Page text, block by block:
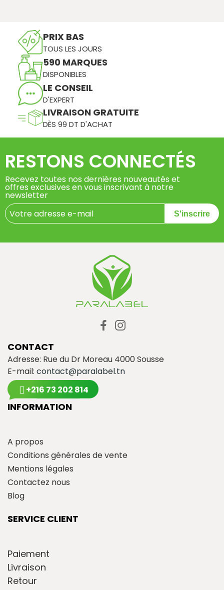
PRIX BAS
TOUS LES JOURS
590 MARQUES
DISPONIBLES
LE CONSEIL
D'EXPERT
LIVRAISON GRATUITE
DÈS 99 DT D'ACHAT
RESTONS CONNECTÉS
Recevez toutes nos dernières nouveautés et
offres exclusives en vous inscrivant à notre
newsletter
S'inscrire
CONTACT
Adresse: Rue du Dr Moreau 4000 Sousse
E-mail: contact@paralabel.tn
+216 73 202 814
INFORMATION
A propos
Conditions générales de vente
Mentions légales
Contactez nous
Blog
SERVICE CLIENT
Paiement
Livraison
Retour